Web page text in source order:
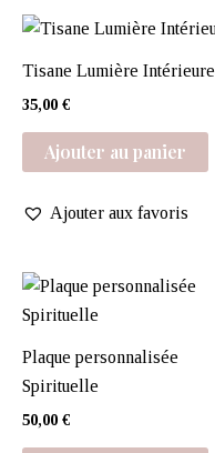
Tisane Lumière Intérieure
35,00 €
Ajouter au panier
Ajouter aux favoris
Plaque personnalisée
Spirituelle
50,00 €